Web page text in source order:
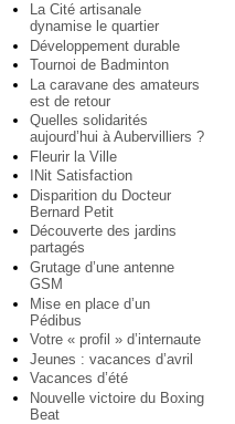
La Cité artisanale
dynamise le quartier
Développement durable
Tournoi de Badminton
La caravane des amateurs
est de retour
Quelles solidarités
aujourd’hui à Aubervilliers ?
Fleurir la Ville
INit Satisfaction
Disparition du Docteur
Bernard Petit
Découverte des jardins
partagés
Grutage d’une antenne
GSM
Mise en place d’un
Pédibus
Votre « profil » d’internaute
Jeunes : vacances d’avril
Vacances d’été
Nouvelle victoire du Boxing
Beat